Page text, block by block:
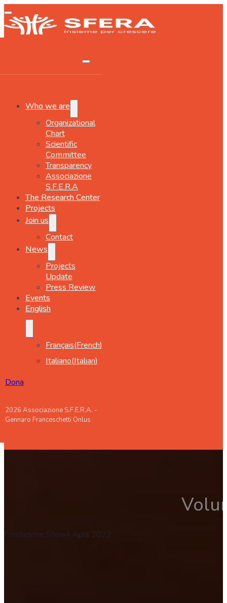
Who we are
Organizational
Chart
Scientific
Committee
Transparency
Associazione
S.F.E.R.A
The Research Center
Projects
Join us
Contact
News
Projects
Update
Press Review
Events
English
Français(French)
Italiano(Italian)
Dona
2026 Associazione S.F.E.R.A. -
Gennaro Franceschetti Onlus
Fondazione Sfera4 April 2022